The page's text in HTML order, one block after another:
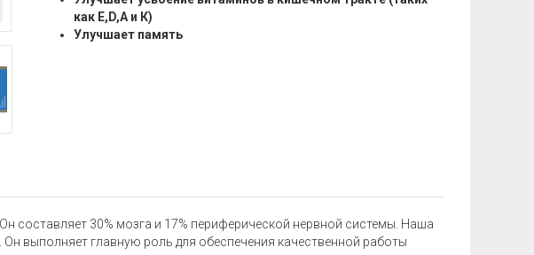
как Е,D,A и К)
Улучшает память
составляет 30% мозга и 17% периферической нервной системы. Наша
выполняет главную роль для обеспечения качественной работы